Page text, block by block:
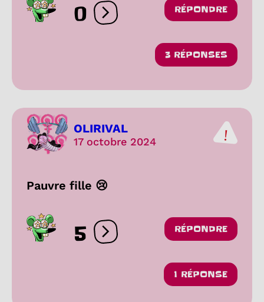
0 Ouvrir les réactions
RÉPONDRE
3 RÉPONSES
OLIRIVAL
17 octobre 2024
Pauvre fille 😢
5 Ouvrir les réactions
RÉPONDRE
1 RÉPONSE